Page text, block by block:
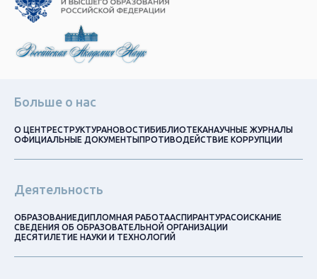
Больше о нас
О ЦЕНТРЕСТРУКТУРАНОВОСТИБИБЛИОТЕКАНАУЧНЫЕ ЖУРНАЛЫ
ОФИЦИАЛЬНЫЕ ДОКУМЕНТЫПРОТИВОДЕЙСТВИЕ КОРРУПЦИИ
Деятельность
ОБРАЗОВАНИЕДИПЛОМНАЯ РАБОТААСПИРАНТУРАСОИСКАНИЕ
СВЕДЕНИЯ ОБ ОБРАЗОВАТЕЛЬНОЙ ОРГАНИЗАЦИИ
ДЕСЯТИЛЕТИЕ НАУКИ И ТЕХНОЛОГИЙ